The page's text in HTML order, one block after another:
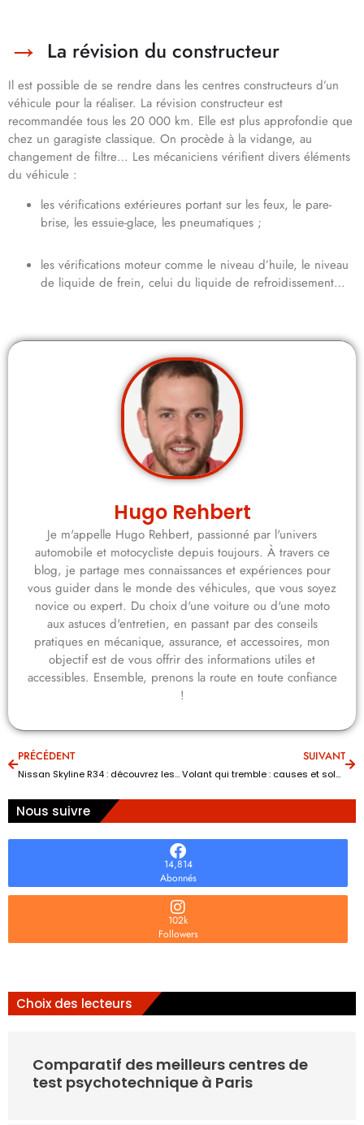
La révision du constructeur
Il est possible de se rendre dans les centres constructeurs d’un
véhicule pour la réaliser. La révision constructeur est
recommandée tous les 20 000 km. Elle est plus approfondie que
chez un garagiste classique. On procède à la vidange, au
changement de filtre… Les mécaniciens vérifient divers éléments
du véhicule :
les vérifications extérieures portant sur les feux, le pare-
brise, les essuie-glace, les pneumatiques ;
les vérifications moteur comme le niveau d’huile, le niveau
de liquide de frein, celui du liquide de refroidissement…
Hugo Rehbert
Je m'appelle Hugo Rehbert, passionné par l'univers
automobile et motocycliste depuis toujours. À travers ce
blog, je partage mes connaissances et expériences pour
vous guider dans le monde des véhicules, que vous soyez
novice ou expert. Du choix d'une voiture ou d'une moto
aux astuces d'entretien, en passant par des conseils
pratiques en mécanique, assurance, et accessoires, mon
objectif est de vous offrir des informations utiles et
accessibles. Ensemble, prenons la route en toute confiance
!
PRÉCÉDENT
Nissan Skyline R34 : découvrez les avantages de ce modèle !
SUIVANT
Volant qui tremble : causes et solutions
Nous suivre
14,814
Abonnés
102k
Followers
Choix des lecteurs
Comparatif des meilleurs centres de
test psychotechnique à Paris